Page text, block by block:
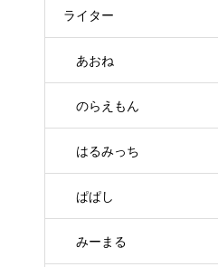
ライター
あおね
のらえもん
はるみっち
ぱぱし
みーまる